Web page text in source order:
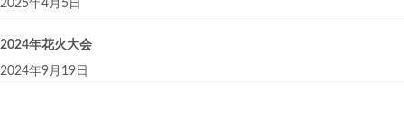
2025年4月5日
2024年花火大会
2024年9月19日